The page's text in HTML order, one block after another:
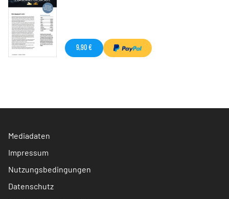
9,90 €
Mediadaten
Impressum
Nutzungsbedingungen
Datenschutz